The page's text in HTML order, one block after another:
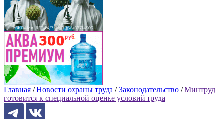
Главная / Новости охраны труда / Законодательство / Минтруд
готовится к специальной оценке условий труда